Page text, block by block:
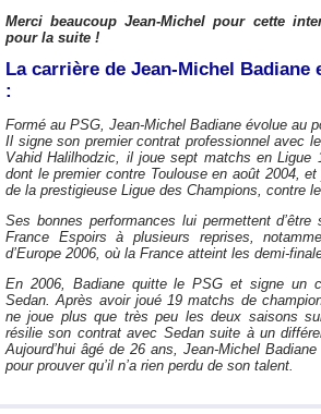
Merci beaucoup Jean-Michel pour cette
pour la suite !
La carrière de Jean-Michel Badiane
:
Formé au PSG, Jean-Michel Badiane évolue au
Il signe son premier contrat professionnel avec
Vahid Halilhodzic, il joue sept matchs en Ligue
dont le premier contre Toulouse en août 2004,
de la prestigieuse Ligue des Champions, contre
Ses bonnes performances lui permettent
France Espoirs à plusieurs reprises,
d’Europe 2006, où la France atteint les demi-
En 2006, Badiane quitte le PSG et signe un
Sedan. Après avoir joué 19 matchs de
ne joue plus que très peu les deux saisons
résilie son contrat avec Sedan suite à un
Aujourd’hui âgé de 26 ans, Jean-Michel
pour prouver qu’il n’a rien perdu de son talent.